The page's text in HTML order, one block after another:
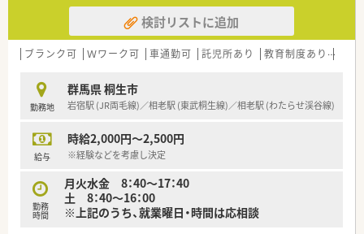
【募集背景と求める人物像について】
■桐生市エリアにおける定期的な人員体制強化を目的としてお
り、組織の活性化を視野に入れた正社員募集です。
■年齢や性別、これまでの実務経験は一切不問となっており、高
■患者さまの目線に立った温かい薬局づくりに共感し、地域密着
のかかりつけ薬局を共に目指せる方を歓迎します。
■正社員の勤務薬剤師としてお迎えし、これまでのご経験やご年
齢などを十分に考慮して給与が決定されます。
齢に準じて決定される傾向が強い求人です。
■昇給は年1回4月に実施され、賞与は年2回7月と12月にそれぞ
れ支給されるため安定した収入を得られます。
検討リストに追加
ブランク可 Ｗワーク可 車通勤可 託児所あり 教育制度あり
勤務地
群馬県 桐生市
岩宿駅 (JR両毛線)／相老駅 (東武桐生線)／相老駅 (わたらせ渓谷線)
給与
時給2,000円～2,500円
※経験などを考慮し決定
勤務
時間
月火水金 8：40～17：40
土 8：40～16：00
※上記のうち、就業曜日・時間は応相談